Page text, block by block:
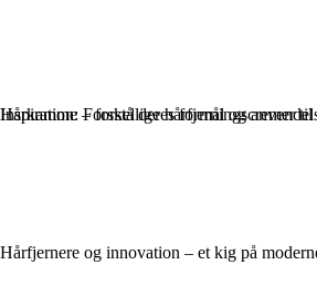
Hårkamme – forstå deres formål og
Hårfjernere og innovation – et kig på
Inspiration: Forskellige hårfjerningscremer